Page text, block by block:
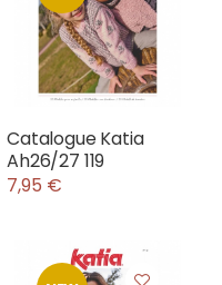
Catalogue Katia
Ah26/27 119
7,95 €